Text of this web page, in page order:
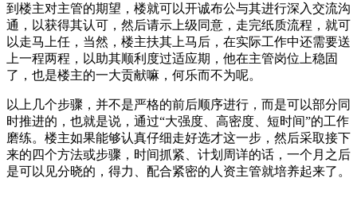
到楼主对主管的期望，楼就可以开诚布公与其进行深入交流沟
通，以获得其认可，然后请示上级同意，走完纸质流程，就可
以走马上任，当然，楼主扶其上马后，在实际工作中还需要送
上一程两程，以助其顺利度过适应期，他在主管岗位上稳固
了，也是楼主的一大贡献嘛，何乐而不为呢。
以上几个步骤，并不是严格的前后顺序进行，而是可以部分同
时推进的，也就是说，通过“大强度、高密度、短时间”的工作
磨练。楼主如果能够认真仔细走好选才这一步，然后采取接下
来的四个方法或步骤，时间抓紧、计划周详的话，一个月之后
是可以见分晓的，得力、配合紧密的人资主管就培养起来了。